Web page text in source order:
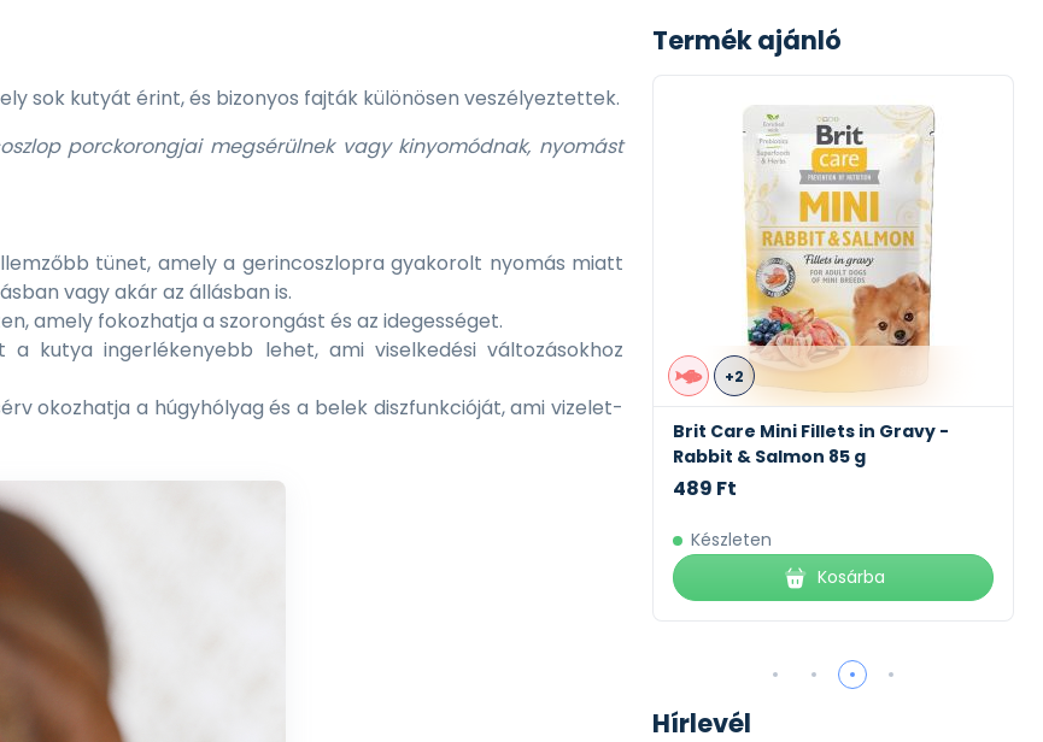
sok kutyát érint, és bizonyos fajták különösen veszélyeztettek.
porckorongjai megsérülnek vagy kinyomódnak, nyomást
tünet, amely a gerincoszlopra gyakorolt nyomás miatt
vagy akár az állásban is.
amely fokozhatja a szorongást és az idegességet.
kutya ingerlékenyebb lehet, ami viselkedési változásokhoz
okozhatja a húgyhólyag és a belek diszfunkcióját, ami vizelet-
Termék ajánló
Kosárba
Brit Care Mini Fillets in Gravy -
Salmon & Herring 85 g
489 Ft
Készleten
Kosárba
Hírlevél